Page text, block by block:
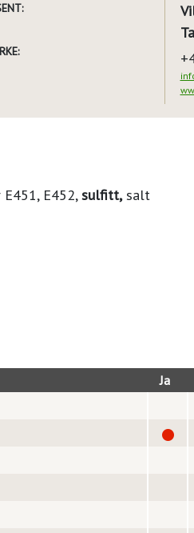
E452,sulfitt,salt
Ja